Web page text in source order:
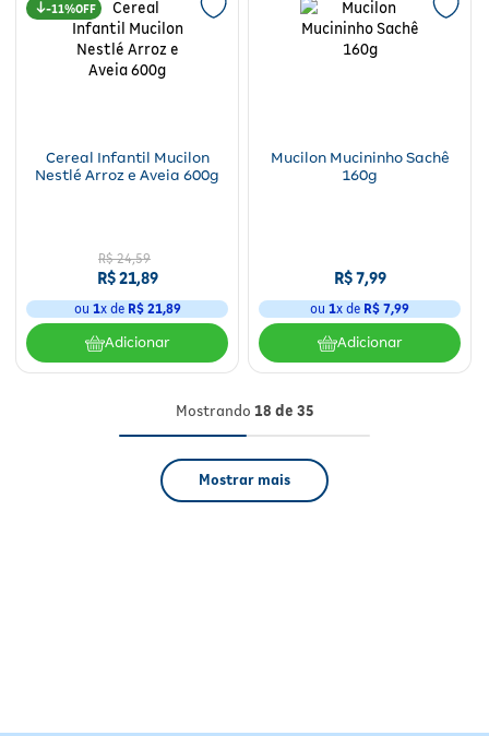
11%
Cereal Infantil Mucilon
Nestlé Arroz e Aveia 600g
R$ 24,59
R$21,89
ou 1x de R$ 21,89
Adicionar
Mucilon Mucininho Sachê
160g
R$7,99
ou 1x de R$ 7,99
Adicionar
Mostrando 18 de 35
Mostrar mais